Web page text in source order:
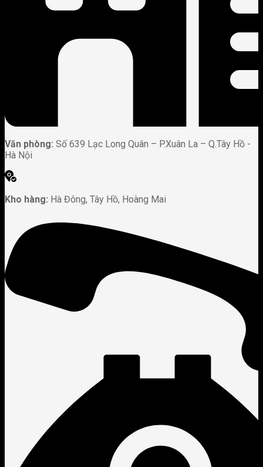
Văn phòng: Số 639 Lạc Long Quân – P.Xuân La – Q.Tây Hồ -
Hà Nội
Kho hàng: Hà Đông, Tây Hồ, Hoàng Mai